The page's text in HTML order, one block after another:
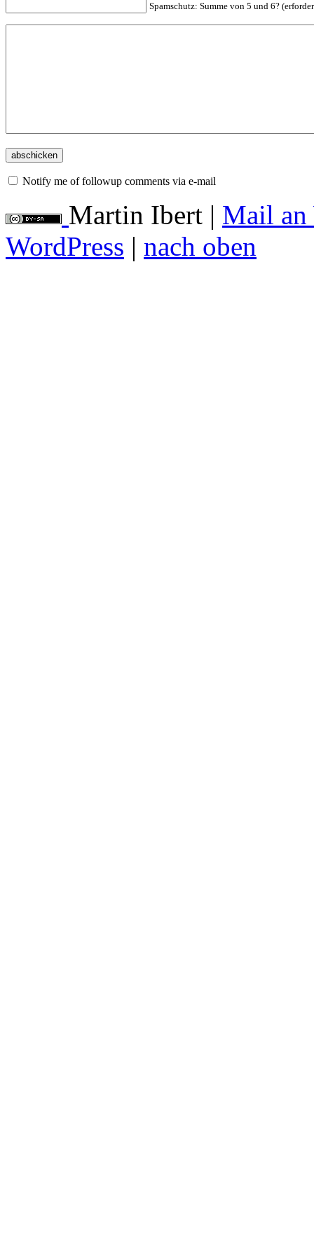
Spamschutz: Summe von 5 und 6?
Notify me of followup comments via e-mail
Martin Ibert | Mail an
WordPress | nach oben